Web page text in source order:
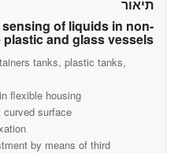
תיאור
of liquids in non-
and glass vessels
tanks, plastic tanks,
flexible housing
surface
by means of third